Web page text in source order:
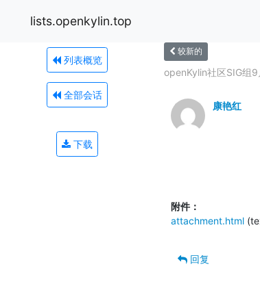
lists.openkylin.top
列表概览
全部会话
下载
较新的
openKylin社区SIG组
康艳红
附件：
attachment.html
回复